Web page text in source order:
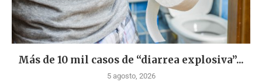
Más de 10 mil casos de “diarrea explosiva”...
5 agosto, 2026